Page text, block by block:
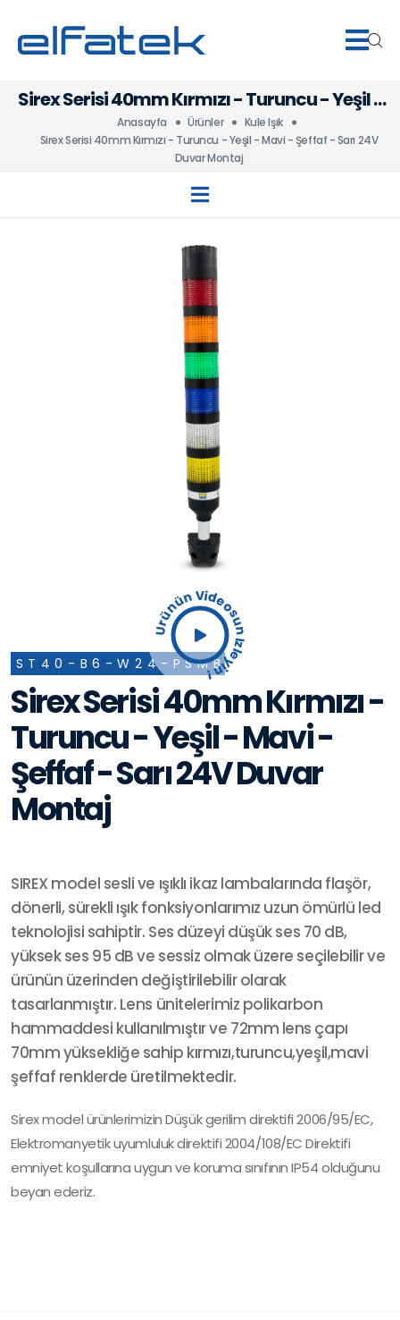
Sirex Serisi 40mm Kırmızı - Turuncu - Yeşil -
Mavi - Şeffaf - Sarı 24V Duvar Montaj
Anasayfa Ürünler
Kule Işık
Sirex Serisi 40mm Kırmızı - Turuncu - Yeşil - Mavi - Şeffaf - Sarı 24V
Duvar Montaj
Ürünün Videosun İzleyin !
ST40-B6-W24-PSMB
Sirex Serisi 40mm Kırmızı -
Turuncu - Yeşil - Mavi -
Şeffaf - Sarı 24V Duvar
Montaj
SIREX model sesli ve ışıklı ikaz lambalarında flaşör,
dönerli, sürekli ışık fonksiyonlarımız uzun ömürlü led
teknolojisi sahiptir. Ses düzeyi düşük ses 70 dB,
yüksek ses 95 dB ve sessiz olmak üzere seçilebilir ve
ürünün üzerinden değiştirilebilir olarak
tasarlanmıştır. Lens ünitelerimiz polikarbon
hammaddesi kullanılmıştır ve 72mm lens çapı
70mm yüksekliğe sahip kırmızı,turuncu,yeşil,mavi
şeffaf renklerde üretilmektedir.
Sirex model ürünlerimizin Düşük gerilim direktifi 2006/95/EC,
Elektromanyetik uyumluluk direktifi 2004/108/EC Direktifi
emniyet koşullarına uygun ve koruma sınıfının IP54 olduğunu
beyan ederiz.